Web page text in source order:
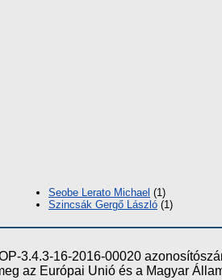
Seobe Lerato Michael (1)
Szincsák Gergő László (1)
3.4.3-16-2016-00020
az Európai Unió és a Magyar